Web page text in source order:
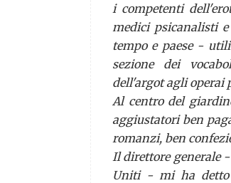
i competenti
medici psicanalisti
tempo e paese -
sezione dei
dell'argotagli operai
Al centro del
aggiustatori ben
romanzi, ben
Il direttore generale
Uniti - mi ha detto